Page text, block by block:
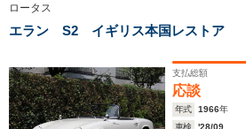
ロータス
エラン S2 イギリス本国レストア
支払総額
応談
年式 1966年